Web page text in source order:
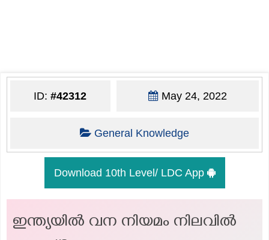
ID:#42312 May 24, 2022
General Knowledge
Download 10th Level/ LDC App
ഇന്ത്യയിൽ വന നിയമം നിലവിൽ